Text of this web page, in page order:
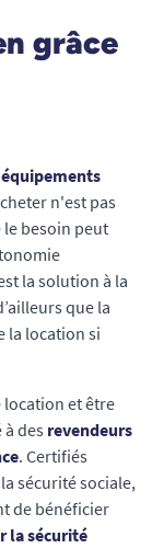
grâce
n'est pas
le besoin peut
la solution à la
que la
la location si
location et être
des revendeurs
. Certifiés
sécurité sociale,
de bénéficier
la sécurité